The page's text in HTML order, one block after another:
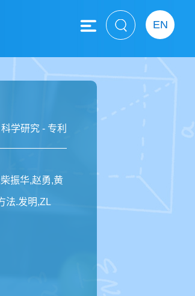
EN
科学研究 - 专利
振华,赵勇,黄
法.发明,ZL